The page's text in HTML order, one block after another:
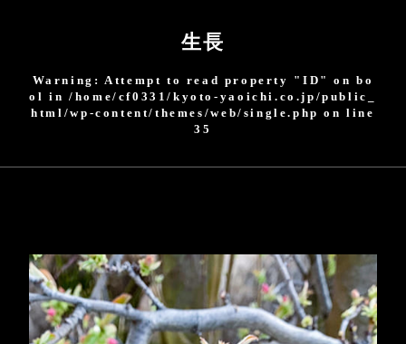
生長
Warning : Attempt to read property "ID" on bo
ol in/home/cf0331/kyoto-yaoichi.co.jp/public_
html/wp-content/themes/web/single.php on line
35